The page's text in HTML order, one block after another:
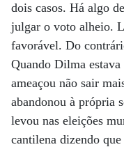
dois casos. Há algo
julgar o voto alheio.
favorável. Do
Quando Dilma
ameaçou não sair
abandonou à própria
levou nas eleições
cantilena dizendo